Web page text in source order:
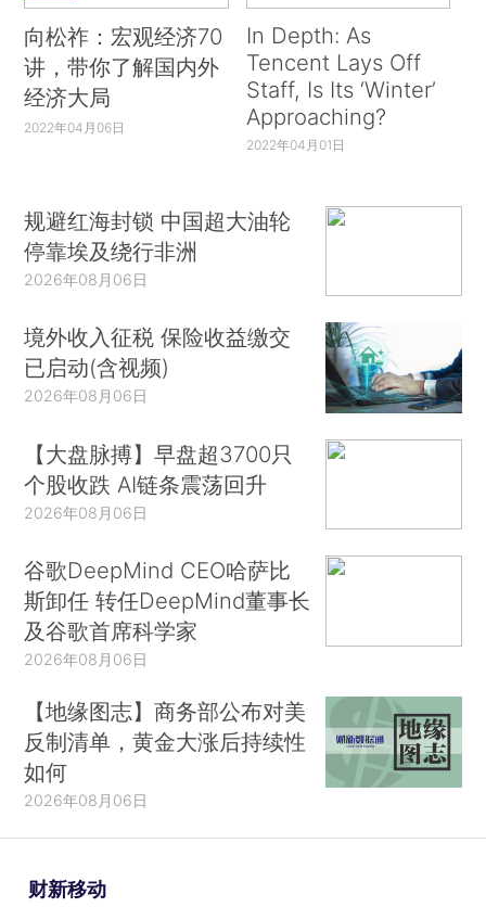
向松祚：宏观经济70
讲，带你了解国内外
经济大局
2022年04月06日
In Depth: As
Tencent Lays Off
Staff, Is Its ‘Winter’
Approaching?
2022年04月01日
规避红海封锁 中国超大油轮
停靠埃及绕行非洲
2026年08月06日
境外收入征税 保险收益缴交
已启动(含视频)
2026年08月06日
【大盘脉搏】早盘超3700只
个股收跌 AI链条震荡回升
2026年08月06日
谷歌DeepMind CEO哈萨比
斯卸任 转任DeepMind董事长
及谷歌首席科学家
2026年08月06日
【地缘图志】商务部公布对美
反制清单，黄金大涨后持续性
如何
2026年08月06日
财新移动